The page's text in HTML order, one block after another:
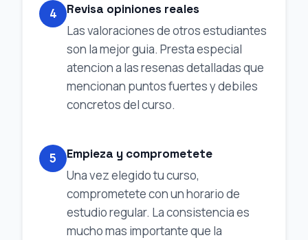
4 Revisa opiniones reales
Las valoraciones de otros estudiantes
son la mejor guia. Presta especial
atencion a las resenas detalladas que
mencionan puntos fuertes y debiles
concretos del curso.
5 Empieza y comprometete
Una vez elegido tu curso,
comprometete con un horario de
estudio regular. La consistencia es
mucho mas importante que la